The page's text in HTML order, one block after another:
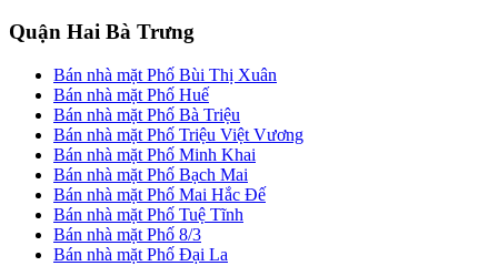
Quận Hai Bà Trưng
Bán nhà mặt Phố Bùi Thị Xuân
Bán nhà mặt Phố Huế
Bán nhà mặt Phố Bà Triệu
Bán nhà mặt Phố Triệu Việt Vương
Bán nhà mặt Phố Minh Khai
Bán nhà mặt Phố Bạch Mai
Bán nhà mặt Phố Mai Hắc Đế
Bán nhà mặt Phố Tuệ Tĩnh
Bán nhà mặt Phố 8/3
Bán nhà mặt Phố Đại La